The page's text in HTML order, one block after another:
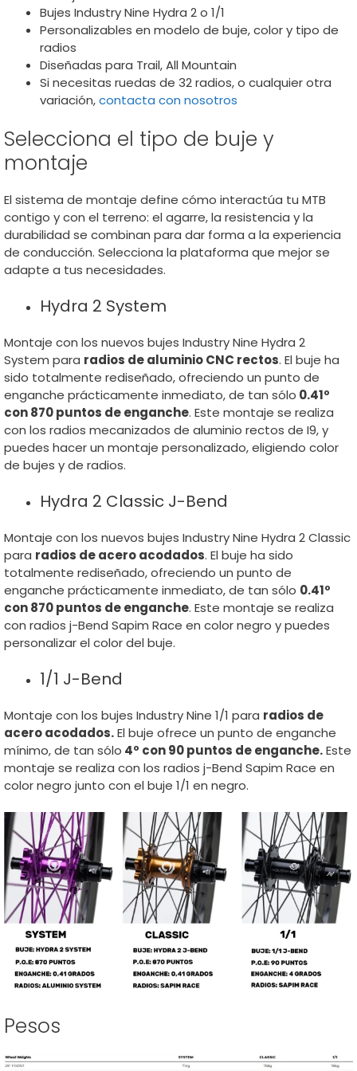
Bujes Industry Nine Hydra 2 o 1/1
Personalizables en modelo de buje, color y tipo de
radios
Diseñadas para Trail, All Mountain
Si necesitas ruedas de 32 radios, o cualquier otra
variación,contacta con nosotros
Selecciona el tipo de buje y
montaje
El sistema de montaje define cómo interactúa tu MTB
contigo y con el terreno: el agarre, la resistencia y la
durabilidad se combinan para dar forma a la experiencia
de conducción. Selecciona la plataforma que mejor se
adapte a tus necesidades.
Hydra 2 System
Montaje con los nuevos bujes Industry Nine Hydra 2
System para radios de aluminio CNC rectos. El buje ha
sido totalmente rediseñado, ofreciendo un punto de
enganche prácticamente inmediato, de tan sólo 0.41º
con 870 puntos de enganche. Este montaje se realiza
con los radios mecanizados de aluminio rectos de I9, y
puedes hacer un montaje personalizado, eligiendo color
de bujes y de radios.
Hydra 2 Classic J-Bend
Montaje con los nuevos bujes Industry Nine Hydra 2 Classic
para radios de acero acodados. El buje ha sido
totalmente rediseñado, ofreciendo un punto de
enganche prácticamente inmediato, de tan sólo 0.41º
con 870 puntos de enganche. Este montaje se realiza
con radios j-Bend Sapim Race en color negro y puedes
personalizar el color del buje.
1/1 J-Bend
Montaje con los bujes Industry Nine 1/1 para radios de
acero acodados.El buje ofrece un punto de enganche
mínimo, de tan sólo 4º con 90 puntos de enganche.Este
montaje se realiza con los radios j-Bend Sapim Race en
color negro junto con el buje 1/1 en negro.
Pesos